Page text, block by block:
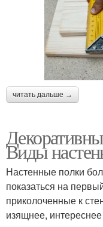
читать дальше →
Виды
Настенные полки
показаться на
приколоченные к
изящнее,